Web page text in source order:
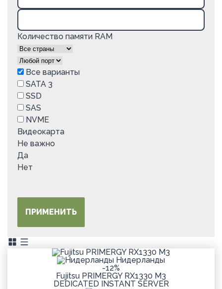
Количество памяти RAM
Все варианты
SATA 3
SSD
SAS
NVME
Видеокарта
Не важно
Да
Нет
ПРИМЕНИТЬ
Нидерланды
-12%
Fujitsu PRIMERGY RX1330 M3
DEDICATED INSTANT SERVER